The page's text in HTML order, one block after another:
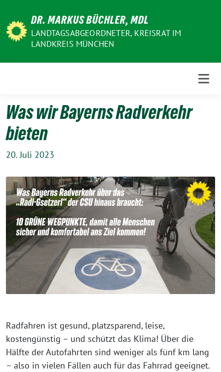
zum
Inhalt
DR. MARKUS BÜCHLER, MDL
LANDTAGSABGEORDNETER, KREISRAT IM
LANDKREIS MÜNCHEN
Was wir Bayerns Radverkehr
bieten
20. Juli 2023
Radfahren ist gesund, platzsparend, leise,
kostengünstig – und schützt das Klima! Über die
Hälfte der Autofahrten sind weniger als fünf km lang
– also in vielen Fällen auch für das Fahrrad geeignet.